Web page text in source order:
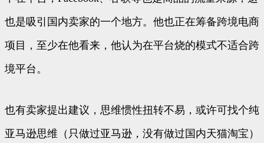
也是吸引国内卖家的一个地方。他也正在筹备跨境电商
项目，至少在他看来，他认为在平台烧的模式不适合跨
境平台。
也有卖家提出建议，思维惯性扭转不易，或许可找个纯
亚马逊思维（只做过亚马逊，没有做过国内天猫淘宝）